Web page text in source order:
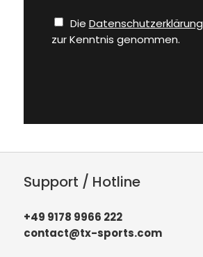
Die Datenschutzerklärung
zur Kenntnis genommen.
Support / Hotline
+49 9178 9966 222
contact@tx-sports.com